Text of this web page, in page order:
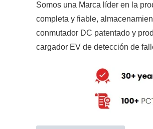
Somos una Marca líder en la
completa y fiable,
conmutador DC patentado y
cargador EV de detección de